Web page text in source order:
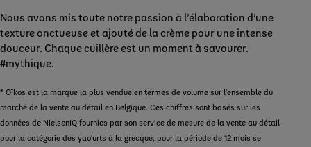
Nous avons mis toute notre passion à l’élaboration d’une
texture onctueuse et ajouté de la crème pour une intense
douceur. Chaque cuillère est un moment à savourer.
#mythique​.
* Oîkos est la marque la plus vendue en termes de volume sur l'ensemble du
marché de la vente au détail en Belgique. Ces chiffres sont basés sur les
données de NielsenIQ fournies par son service de mesure de la vente au détail
pour la catégorie des yao'urts à la grecque, pour la période de 12 mois se